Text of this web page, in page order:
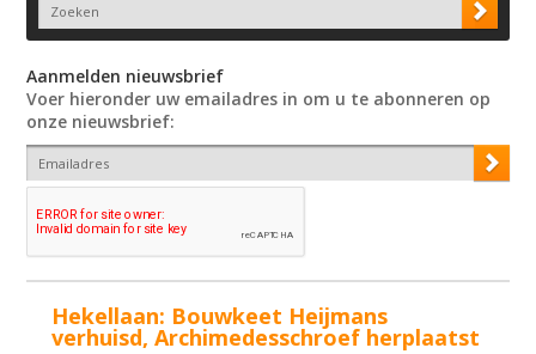
Aanmelden nieuwsbrief
Voer hieronder uw emailadres in om u te abonneren op
onze nieuwsbrief:
Hekellaan: Bouwkeet Heijmans
verhuisd, Archimedesschroef herplaatst